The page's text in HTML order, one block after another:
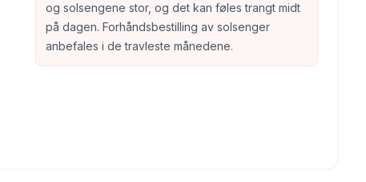
og solsengene stor, og det kan føles trangt midt
på dagen. Forhåndsbestilling av solsenger
anbefales i de travleste månedene.